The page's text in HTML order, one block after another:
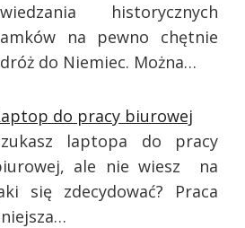
historycznych
na pewno chętnie
do Niemiec. Można…
do pracy biurowej
laptopa do pracy
ale nie wiesz na
się zdecydować? Praca